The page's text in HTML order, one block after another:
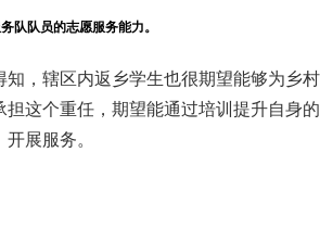
队队员的志愿服务能力。
知，辖区内返乡学生也很期望能够为乡
担这个重任，期望能通过培训提升自身
展服务。